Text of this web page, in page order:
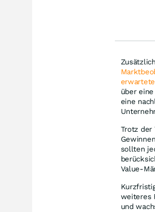
über
eine
Trotz der
sollten
Value-
weiteres
und